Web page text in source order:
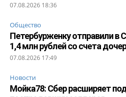
07.08.2026 18:36
Общество
Петербурженку отправили в
1,4 млн рублей со счета
07.08.2026 17:49
Новости
Мойка78: Сбер расширяет